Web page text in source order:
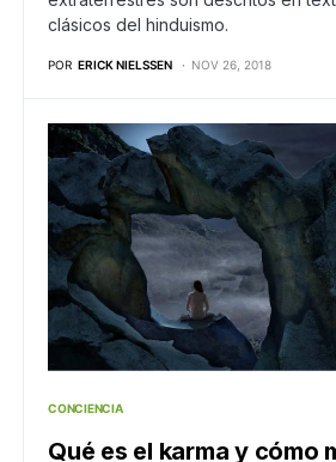
clásicos del hinduismo.
POR ERICK NIELSSEN NOV 26, 2018
CONCIENCIA
Qué es el karma y cómo